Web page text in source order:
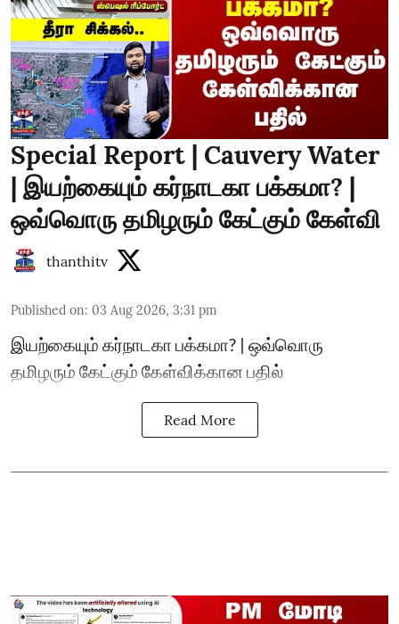
Special Report | Cauvery Water
| இயற்கையும் கர்நாடகா பக்கமா? |
ஒவ்வொரு தமிழரும் கேட்கும் கேள்வி
thanthitv
Published on: 03 Aug 2026, 3:31 pm
இயற்கையும் கர்நாடகா பக்கமா? | ஒவ்வொரு
தமிழரும் கேட்கும் கேள்விக்கான பதில்
Read More